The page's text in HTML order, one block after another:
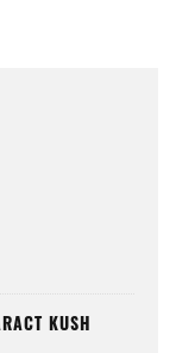
KUSH